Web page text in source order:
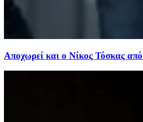
Αποχωρεί και ο Νίκος Τόσκας